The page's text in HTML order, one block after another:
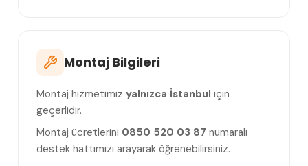
Montaj Bilgileri
Montaj hizmetimiz yalnızca İstanbul için
geçerlidir.
Montaj ücretlerini 0850 520 03 87 numaralı
destek hattımızı arayarak öğrenebilirsiniz.